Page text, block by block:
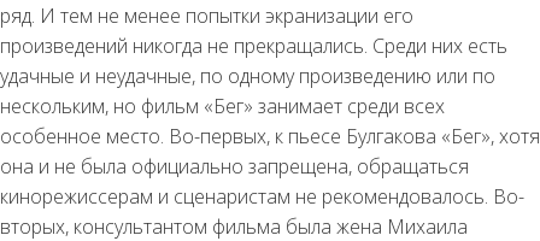
ряд. И тем не менее попытки экранизации его
произведений никогда не прекращались. Среди них есть
удачные и неудачные, по одному произведению или по
нескольким, но фильм «Бег» занимает среди всех
особенное место. Во-первых, к пьесе Булгакова «Бег», хотя
она и не была официально запрещена, обращаться
кинорежиссерам и сценаристам не рекомендовалось. Во-
вторых, консультантом фильма была жена Михаила